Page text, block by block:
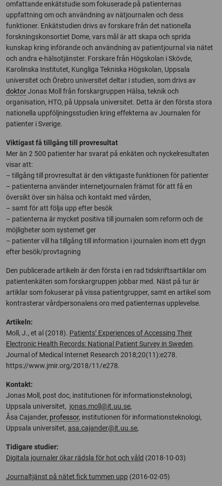
omfattande enkätstudie som fokuserade på patienternas
uppfattning om och användning av nätjournalen och dess
funktioner. Enkätstudien drivs av forskare från det nationella
forskningskonsortiet Dome, vars mål är att skapa och sprida
kunskap kring införande och användning av patientjournal via nätet
och andra e-hälsotjänster. Forskare från Högskolan i Skövde,
Karolinska Institutet, Kungliga Tekniska Högskolan, Uppsala
universitet och Örebro universitet deltar i studien, som drivs av
doktorJonas Moll från forskargruppen Hälsa, teknik och
organisation, HTO, på Uppsala universitet. Detta är den första stora
nationella uppföljningsstudien kring effekterna av Journalen för
patienter i Sverige.
Viktigast få tillgång till provresultat
Mer än 2 500 patienter har svarat på enkäten och nyckelresultaten
visar att:
– tillgång till provresultat är den viktigaste funktionen för patienter
– patienterna använder internetjournalen främst för att få en
översikt över sin hälsa och kontakt med vården,
– samt för att följa upp efter besök
– patienterna är mycket positiva till journalen som reform och de
möjligheter som systemet ger
– patienter vill ha tillgång till information i journalen inom ett dygn
efter besök/provtagning
Den publicerade artikeln är den första i en rad tidskriftsartiklar om
patientenkäten som forskargruppen jobbar med. Näst på tur är
artiklar som fokuserar på vissa patientgrupper, samt en artikel som
kontrasterar vårdpersonalens oro med patienternas upplevelse.
Artikeln:
Moll, J., et al (2018). Patients’ Experiences of Accessing Their
Electronic Health Records: National Patient Survey in Sweden.
Journal of Medical Internet Research 2018;20(11):e278.
https://www.jmir.org/2018/11/e278.
Kontakt:
Jonas Moll, post doc, institutionen för informationsteknologi,
Uppsala universitet, jonas.moll@it.uu.se,
Åsa Cajander, professor, institutionen för informationsteknologi,
Uppsala universitet, asa.cajander@it.uu.se,
Tidigare studier:
Digitala journaler ökar rädsla för hot och våld (2018-10-03)
Journaltjänst på nätet fick tummen upp (2016-02-05)